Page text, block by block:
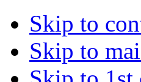
Skip to
Skip to